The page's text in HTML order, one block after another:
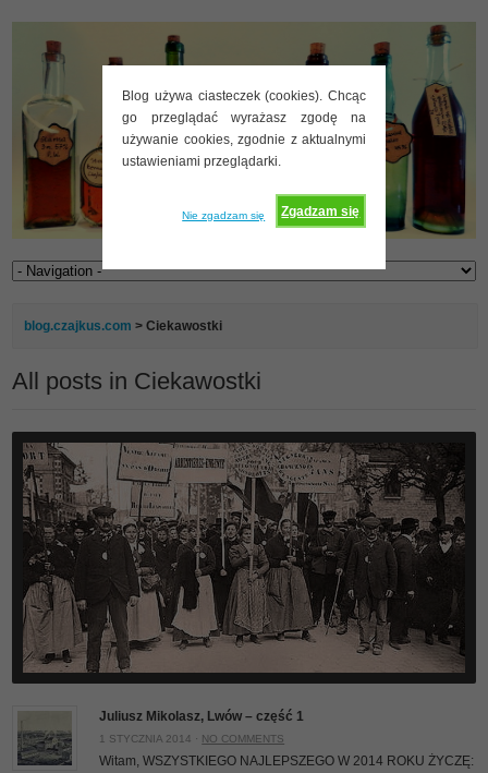
Blog używa ciasteczek (cookies). Chcąc
go przeglądać wyrażasz zgodę na
używanie cookies, zgodnie z aktualnymi
ustawieniami przeglądarki.
Zgadzam się
Nie zgadzam się
blog.czajkus.com >Ciekawostki
All posts in Ciekawostki
Juliusz Mikolasz, Lwów – część 1
1 STYCZNIA 2014 · NO COMMENTS
Witam, WSZYSTKIEGO NAJLEPSZEGO W 2014 ROKU ŻYCZĘ: